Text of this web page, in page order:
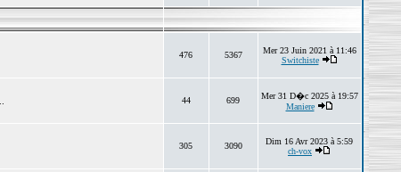
476 5367
Mer 23 Juin 2021 à 11:46
Switchiste
44 699
Mer 31 D�c 2025 à 19:57
Maniere
305 3090
Dim 16 Avr 2023 à 5:59
ch-vox